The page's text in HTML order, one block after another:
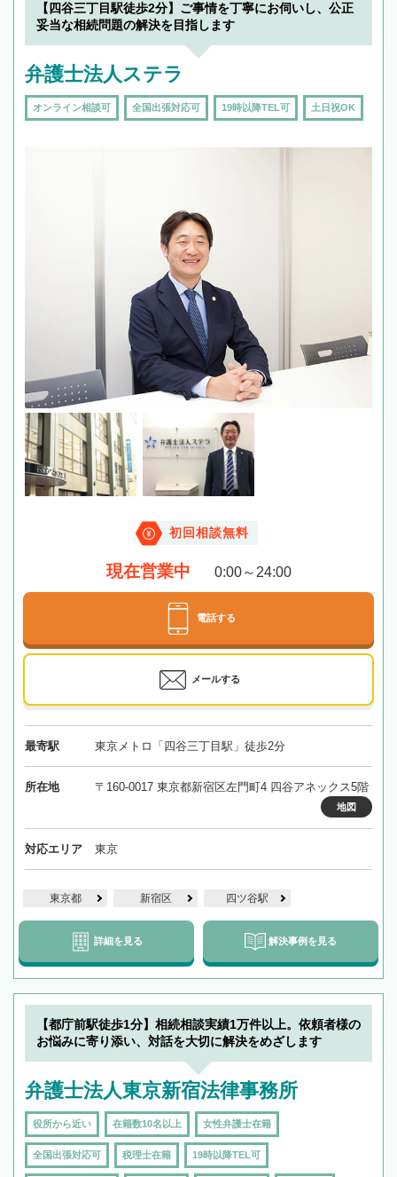
【四谷三丁目駅徒歩2分】ご事情を丁寧にお伺いし、公正
妥当な相続問題の解決を目指します
弁護士法人ステラ
オンライン相談可 全国出張対応可 19時以降TEL可 土日祝OK
初回相談無料
現在営業中 0:00～24:00
電話する
メールする
最寄駅 東京メトロ「四谷三丁目駅」徒歩2分
所在地 〒160-0017 東京都新宿区左門町4 四谷アネックス5階
地図
対応エリア 東京
東京都 新宿区 四ツ谷駅
詳細を見る 解決事例を見る
【都庁前駅徒歩1分】相続相談実績1万件以上。依頼者様の
お悩みに寄り添い、対話を大切に解決をめざします
弁護士法人東京新宿法律事務所
役所から近い 在籍数10名以上 女性弁護士在籍
全国出張対応可 税理士在籍 19時以降TEL可